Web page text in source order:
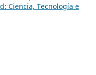
Ciencia, Tecnología e